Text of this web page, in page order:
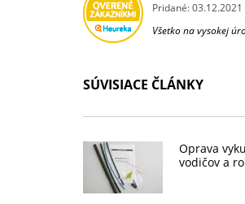
Pridané: 03.12.2021
Všetko na vysokej
SÚVISIACE ČLÁNKY
Oprava
vodičov a